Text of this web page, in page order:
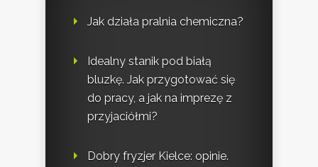
Jak działa pralnia chemiczna?
Idealny stanik pod białą
bluzkę. Jak przygotować się
do pracy, a jak na imprezę z
przyjaciółmi?
Dobry fryzjer Kielce: opinie.